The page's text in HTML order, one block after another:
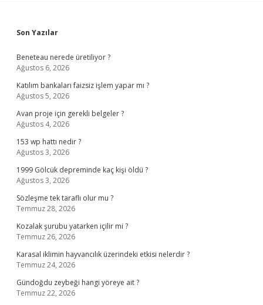
Sidebar
Son Yazılar
Beneteau nerede üretiliyor ?
Ağustos 6, 2026
Katılım bankaları faizsiz işlem yapar mı ?
Ağustos 5, 2026
Avan proje için gerekli belgeler ?
Ağustos 4, 2026
153 wp hattı nedir ?
Ağustos 3, 2026
1999 Gölcük depreminde kaç kişi öldü ?
Ağustos 3, 2026
Sözleşme tek taraflı olur mu ?
Temmuz 28, 2026
Kozalak şurubu yatarken içilir mi ?
Temmuz 26, 2026
Karasal iklimin hayvancılık üzerindeki etkisi nelerdir ?
Temmuz 24, 2026
Gündoğdu zeybeği hangi yöreye ait ?
Temmuz 22, 2026